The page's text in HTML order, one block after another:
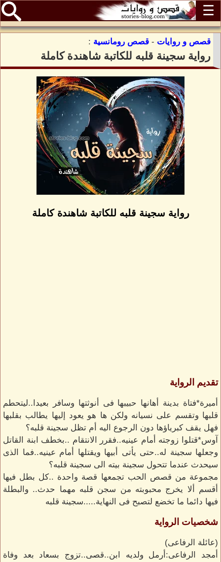
☰
قصص و روايات - قصص رومانسية :
رواية سجينة قلبه للكاتبة شاهندة كاملة
رواية سجينة قلبه للكاتبة شاهندة كاملة
تقديم الرواية
أميرة*فتاة بدينة أهانها حبيبها فى أنوثتها وسافر بعيدا..ليتحطم
قلبها وتقسم على نسيانه ولكن ها هو يعود إليها يطالب بقلبها
فهل يقف كبرياؤها دون الرجوع اليه أم تظل سجينة قلبه؟
آوس*قتلوا زوجته أمام عينيه..فقرر الانتقام ..بخطف ابنة القاتل
وجعلها سجينة له..حتى يأتى أبيها ويقتلها أمام عينيه..فما الذى
سيحدث عندما تتحول سجينة بيته الى سجينة قلبه؟
مجموعة من قصص الحب تجمعها قصة واحدة ..كل بطل فيها
أقسم ألا يخرج محبوبته من سجن قلبه مهما حدث.. والبطلة
فيها دائما ما تخضع لتصبح فى النهاية.....سجينة قلبه
شخصيات الرواية
(عائلة الرفاعى)
أمجد الرفاعى:أرمل ولديه ابن..قصى..تزوج بسعاد بعد وفاة